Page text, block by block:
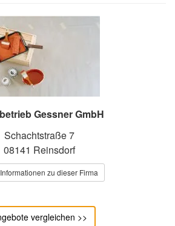
Gessner GmbH
Schachtstraße 7
08141 Reinsdorf
zu dieser Firma
vergleichen >>